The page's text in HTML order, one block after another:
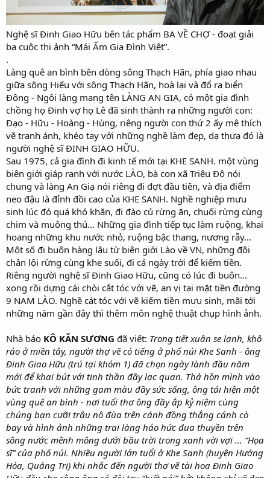
Nghệ sĩ Đinh Giao Hữu bên tác phẩm BA VỀ CHỢ - đoạt giải
ba cuộc thi ảnh “Mái Ấm Gia Đình Việt”.
.
Làng quê an bình bên dòng sông Thạch Hãn, phía giao nhau
giữa sông Hiếu với sông Thạch Hãn, hoà lại và đổ ra biển
Đông - Ngôi làng mang tên LÀNG AN GIẠ, có một gia đình
chồng họ Đinh vợ họ Lê đã sinh thành ra những người con:
Đạo - Hữu - Hoàng - Hùng, riêng người con thứ 2 ấy mê thích
vẽ tranh ảnh, khéo tay với những nghề làm đẹp, dạ thưa đó là
người nghệ sĩ ĐINH GIAO HỮU.
Sau 1975, cả gia đình đi kinh tế mới tại KHE SANH. một vùng
biên giới giáp ranh với nước LÀO, bà con xã Triệu Độ nói
chung và làng An Giạ nói riêng đi đợt đầu tiên, và địa điểm
neo đậu là đỉnh đồi cao của KHE SANH. Nghề nghiệp mưu
sinh lúc đó quá khó khăn, đi đào củ rừng ăn, chuối rừng cùng
chim và muông thú... Những gia đình tiếp tục làm ruộng, khai
hoang những khu nước nhỏ, ruộng bậc thang, nương rẫy...
Một số đi buôn hàng lậu từ biên giới Lào về VN, những đôi
chân lội rừng cùng khe suối, đi cả ngày trời để kiếm tiền.
Riêng người nghệ sĩ Đinh Giao Hữu, cũng có lúc đi buôn...
xong rồi dựng cái chòi cắt tóc với vẽ, an vị tại mặt tiền đường
9 NAM LÀO. Nghề cát tóc với vẽ kiếm tiền mưu sinh, mãi tới
những năm gần đây thì thêm môn nghệ thuật chụp hình ảnh.
Nhà báo KÔ KĂN SƯƠNG đã viết: Trong tiết xuân se lạnh, khô
ráo ở miền tây, người thợ vẽ có tiếng ở phố núi Khe Sanh - ông
Đinh Giao Hữu (trú tại khóm 1) đã chọn ngày lành đầu năm
mới để khai bút với tinh thần đầy lạc quan. Thả hồn mình vào
bức tranh với những gam màu đầy sức sống, ông tái hiện một
vùng quê an bình - nơi tuổi thơ ông đầy ắp kỷ niệm cùng
chúng bạn cưỡi trâu nô đùa trên cánh đồng thẳng cánh cò
bay và hình ảnh những trai làng háo hức đua thuyền trên
sông nước mênh mông dưới bầu trời trong xanh vời vợi … “Họa
sĩ” của phố núi. Nhiều người lớn tuổi ở Khe Sanh (huyện Hướng
Hóa, Quảng Trị) khi nhắc đến người thợ vẽ tài hoa Đinh Giao